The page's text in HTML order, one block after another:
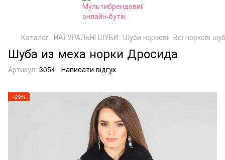
Каталог НАТУРАЛЬНІ ШУБИ Шуби норкові Всі норкові
Шуба из меха норки Дросида
Артикул: 3054 Написати відгук
−29%